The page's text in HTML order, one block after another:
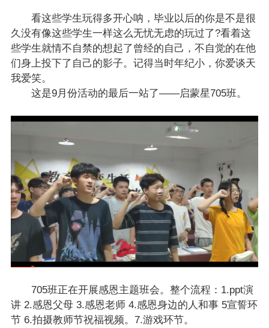
看这些学生玩得多开心呐，毕业以后的你是不是很
久没有像这些学生一样这么无忧无虑的玩过了?看着这
些学生就情不自禁的想起了曾经的自己，不自觉的在他
们身上投下了自己的影子。记得当时年纪小，你爱谈天
我爱笑。
这是9月份活动的最后一站了——启蒙星705班。
705班正在开展感恩主题班会。整个流程：1.ppt演
讲 2.感恩父母 3.感恩老师 4.感恩身边的人和事 5宣誓环
节 6.拍摄教师节祝福视频。7.游戏环节。